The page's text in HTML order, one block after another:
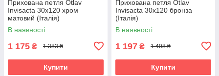
Прихована петля Otlav
Invisacta 30х120 хром
матовий (Італія)
В наявності
1 175 ₴ 1 383 ₴
Купити
Прихована петля Otlav
Invisacta 30х120 бронза
(Італія)
В наявності
1 197 ₴ 1 408 ₴
Купити